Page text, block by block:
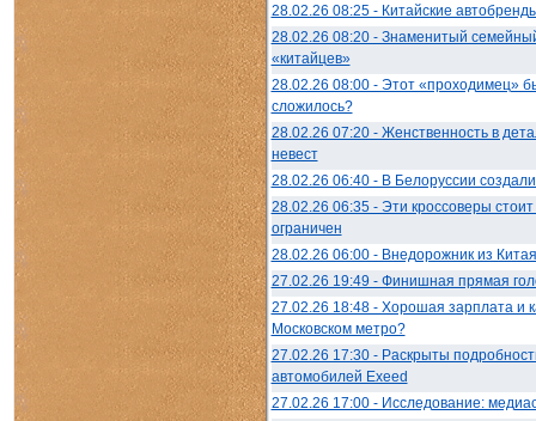
28.02.26 08:25 - Китайские
28.02.26 08:20 - Знаменитый
«китайцев»
28.02.26 08:00 - Этот «проходимец»
сложилось?
28.02.26 07:20 - Женственность в
невест
28.02.26 06:40 - В Белоруссии
28.02.26 06:35 - Эти кроссоверы
ограничен
28.02.26 06:00 - Внедорожник из
27.02.26 19:49 - Финишная прямая
27.02.26 18:48 - Хорошая зарплата и
Московском метро?
27.02.26 17:30 - Раскрыты
автомобилей Exeed
27.02.26 17:00 - Исследование: